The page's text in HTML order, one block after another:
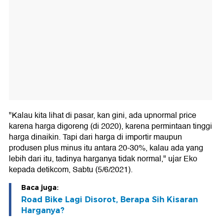
"Kalau kita lihat di pasar, kan gini, ada upnormal price
karena harga digoreng (di 2020), karena permintaan tinggi
harga dinaikin. Tapi dari harga di importir maupun
produsen plus minus itu antara 20-30%, kalau ada yang
lebih dari itu, tadinya harganya tidak normal," ujar Eko
kepada detikcom, Sabtu (5/6/2021).
Baca juga:
Road Bike Lagi Disorot, Berapa Sih Kisaran
Harganya?